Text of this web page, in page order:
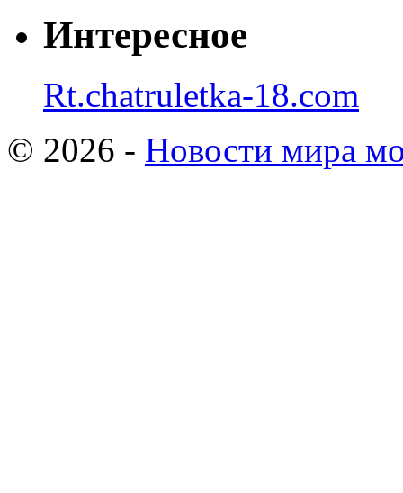
Интересное
Rt.chatruletka-18.com
© 2026 - Новости мира